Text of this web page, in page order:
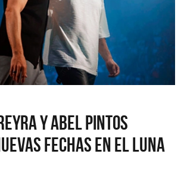
y Abel Pintos
fechas en el Luna